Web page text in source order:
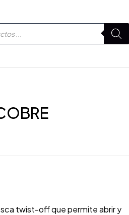
twist-off que permite abrir y